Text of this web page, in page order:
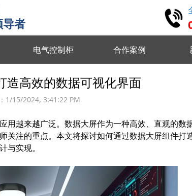
者
理/分析/共享
数字孪生
全要素可视化 高精度仿真 设计认
据驱动决策 提升管理效率 故障预测识别 实时监控分析 优
视频诊断
电气控制柜 合作案例
造高效的数据可视化界面
1/15/2024, 3:41:22 PM
用越来越广泛。数据大屏作为一种高效、直观的数
关注的重点。本文将探讨如何通过数据大屏组件打
与实现。